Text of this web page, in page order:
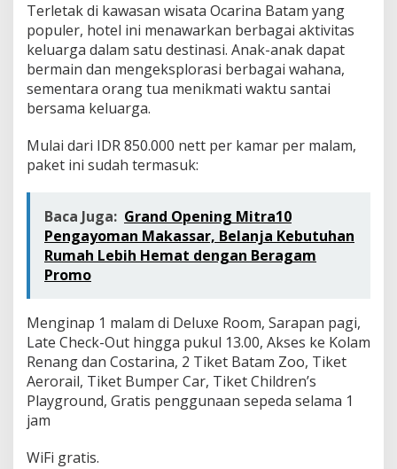
Terletak di kawasan wisata Ocarina Batam yang
populer, hotel ini menawarkan berbagai aktivitas
keluarga dalam satu destinasi. Anak-anak dapat
bermain dan mengeksplorasi berbagai wahana,
sementara orang tua menikmati waktu santai
bersama keluarga.
Mulai dari IDR 850.000 nett per kamar per malam,
paket ini sudah termasuk:
Baca Juga: Grand Opening Mitra10
Pengayoman Makassar, Belanja Kebutuhan
Rumah Lebih Hemat dengan Beragam
Promo
Menginap 1 malam di Deluxe Room, Sarapan pagi,
Late Check-Out hingga pukul 13.00, Akses ke Kolam
Renang dan Costarina, 2 Tiket Batam Zoo, Tiket
Aerorail, Tiket Bumper Car, Tiket Children’s
Playground, Gratis penggunaan sepeda selama 1
jam
WiFi gratis.